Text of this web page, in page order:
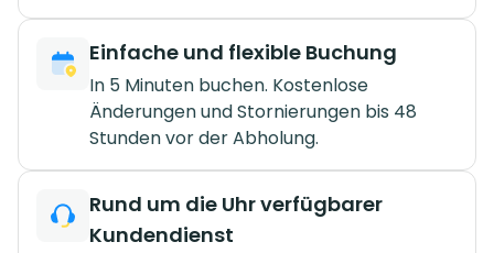
Einfache und flexible Buchung
In 5 Minuten buchen. Kostenlose
Änderungen und Stornierungen bis 48
Stunden vor der Abholung.
Rund um die Uhr verfügbarer
Kundendienst